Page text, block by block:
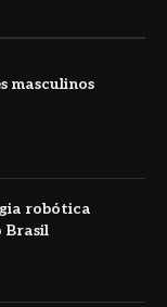
masculinos
robótica
Brasil